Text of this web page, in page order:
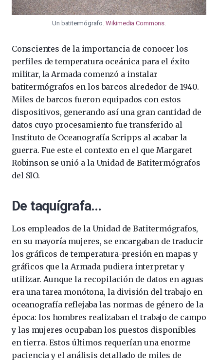
Un batitermógrafo.Wikimedia Commons
Conscientes de la importancia de conocer los
perfiles de temperatura oceánica para el éxito
militar, la Armada comenzó a instalar
batitermógrafos en los barcos alrededor de 1940.
Miles de barcos fueron equipados con estos
dispositivos, generando así una gran cantidad de
datos cuyo procesamiento fue transferido al
Instituto de Oceanografía Scripps al acabar la
guerra. Fue este el contexto en el que Margaret
Robinson se unió a la Unidad de Batitermógrafos
del SIO.
De taquígrafa…
Los empleados de la Unidad de Batitermógrafos,
en su mayoría mujeres, se encargaban de traducir
los gráficos de temperatura-presión en mapas y
gráficos que la Armada pudiera interpretar y
utilizar. Aunque la recopilación de datos en aguas
era una tarea monótona, la división del trabajo en
oceanografía reflejaba las normas de género de la
época: los hombres realizaban el trabajo de campo
y las mujeres ocupaban los puestos disponibles
en tierra. Estos últimos requerían una enorme
paciencia y el análisis detallado de miles de